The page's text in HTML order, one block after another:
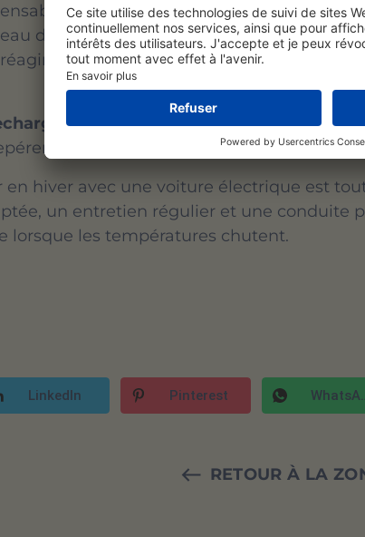
de vérifier régulièrement les
du liquide lave-glace et le bon
différemment sur chaussée
devient encore plus important
les bornes disponibles sur son
en hiver avec une voiture électrique est
un entretien régulier et une conduite
lorsque les températures chutent.
LinkedIn Pinterest
RETOUR À LA